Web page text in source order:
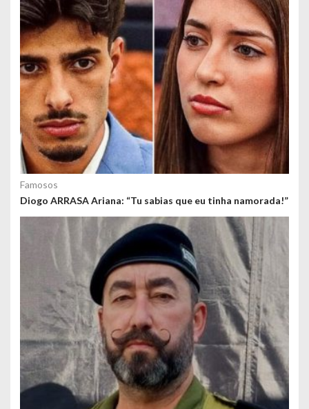
Famosos
Diogo ARRASA Ariana: “Tu sabias que eu tinha namorada!”